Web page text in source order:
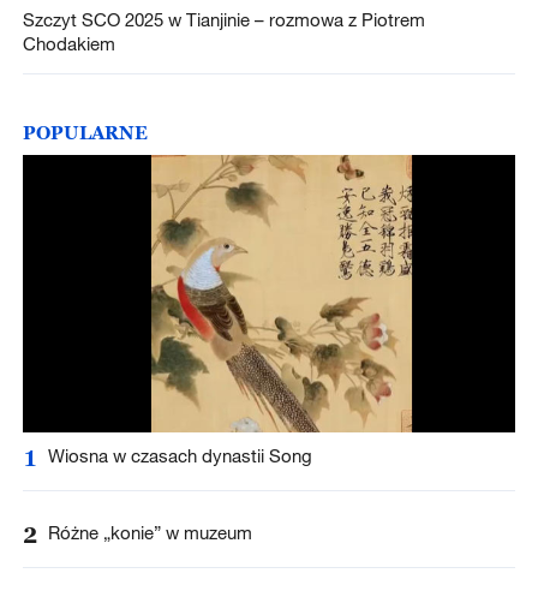
Szczyt SCO 2025 w Tianjinie – rozmowa z Piotrem
Chodakiem
POPULARNE
1 Wiosna w czasach dynastii Song
2 Różne „konie” w muzeum